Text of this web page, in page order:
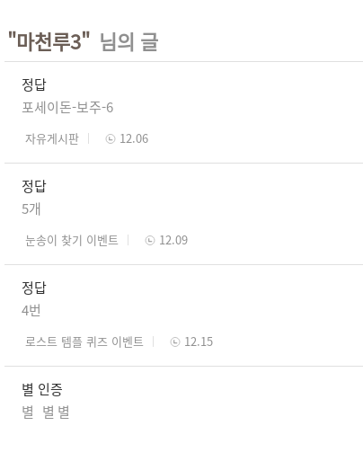
"마천루3" 님의 글
정답
포세이돈-보주-6
자유게시판 12.06
정답
5개
눈송이 찾기 이벤트 12.09
정답
4번
로스트 템플 퀴즈 이벤트 12.15
별 인증
별 별 별